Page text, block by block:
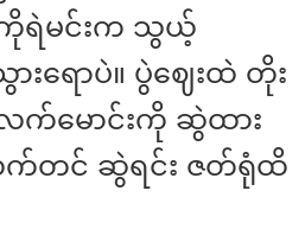
ရဲမင်းက သွယ့်
ောပဲ။ ပွဲဈေးထဲ တိုး
က်မောင်းကို ဆွဲထား
က်တင် ဆွဲရင်း ဇတ်ရုံထိ